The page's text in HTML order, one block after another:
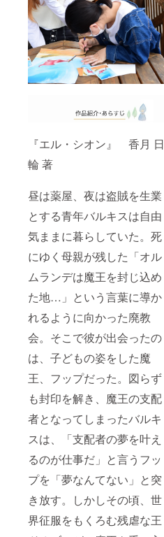
『エル・シオン』 香月 日
輪 著
昼は薬屋、夜は盗賊を生業
とする青年バルキスは自由
気ままに暮らしていた。死
にゆく母親が残した「オル
ムランデは魔王を封じ込め
た地…」という言葉に導か
れるように向かった廃教
会。そこで彼が出会ったの
は、子どもの姿をした魔
王、フップだった。図らず
も封印を解き、魔王の支配
者となってしまったバルキ
スは、「支配者の夢を叶え
るのが仕事だ」と言うフッ
プを「夢なんてない」と突
き放す。しかしその頃、世
界征服をもくろむ残虐な王